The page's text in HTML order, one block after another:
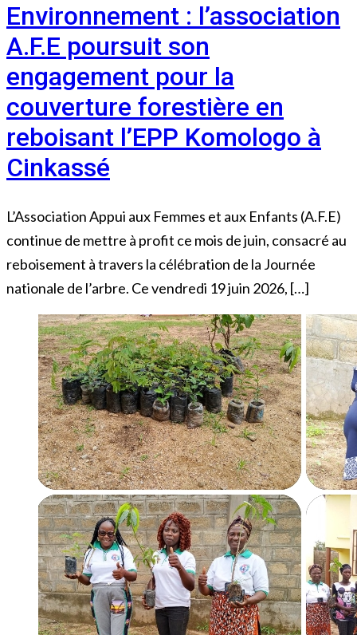
Environnement : l’association
A.F.E poursuit son
engagement pour la
couverture forestière en
reboisant l’EPP Komologo à
Cinkassé
L’Association Appui aux Femmes et aux Enfants (A.F.E)
continue de mettre à profit ce mois de juin, consacré au
reboisement à travers la célébration de la Journée
nationale de l’arbre. Ce vendredi 19 juin 2026, […]